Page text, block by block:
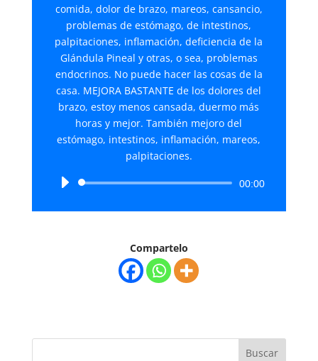
comida, dolor de brazo, mareos, cansancio,
problemas de estómago, de intestinos,
palpitaciones, inflamación, deficiencia de la
Glándula Pineal y otras, o sea, problemas
endocrinos. No puede hacer las cosas de la
casa. MEJORA BASTANTE de los dolores del
brazo, estoy menos cansada, duermo más
horas y mejor. También mejoro del
estómago, intestinos, inflamación, mareos,
palpitaciones.
Reproductor
audio
00:00
Compartelo